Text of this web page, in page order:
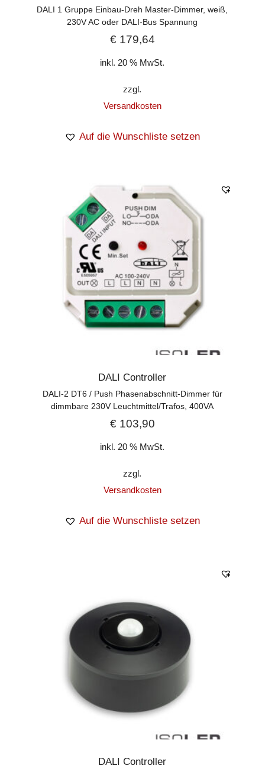
DALI 1 Gruppe Einbau-Dreh Master-Dimmer, weiß,
230V AC oder DALI-Bus Spannung
€179,64
inkl. 20 % MwSt.
zzgl.
Versandkosten
Auf die Wunschliste setzen
DALI Controller
DALI-2 DT6 / Push Phasenabschnitt-Dimmer für
dimmbare 230V Leuchtmittel/Trafos, 400VA
€103,90
inkl. 20 % MwSt.
zzgl.
Versandkosten
Auf die Wunschliste setzen
DALI Controller